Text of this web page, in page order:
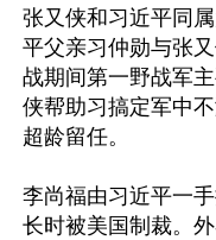
张又侠和习近平同
平父亲习仲勋与张
战期间第一野战军
侠帮助习搞定军中
超龄留任。
李尚福由习近平一
长时被美国制裁。